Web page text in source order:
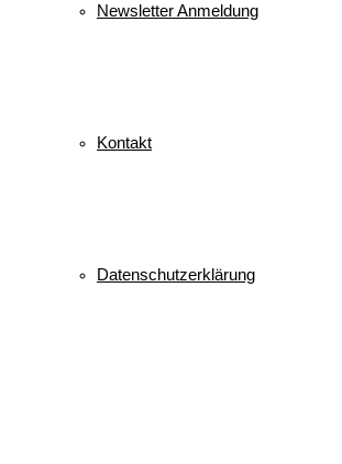
Newsletter Anmeldung
Kontakt
Datenschutzerklärung